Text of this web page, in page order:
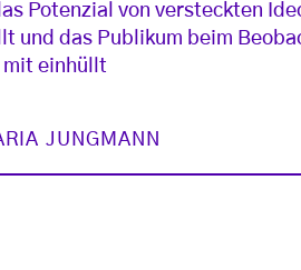
Potenzial von versteckten
und das Publikum beim
mit einhüllt
JUNGMANN